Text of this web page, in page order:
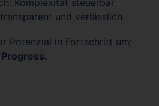
Komplexität steuerbar
und verlässlich.
Potenzial in Fortschritt um: